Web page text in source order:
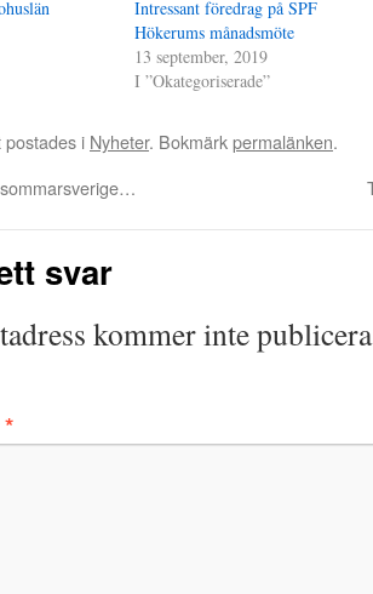
Intressant föredrag på SPF
Hökerums månadsmöte
13 september, 2019
I ”Okategoriserade”
postades i Nyheter. Bokmärkpermalänken.
svar
kommer inte
*